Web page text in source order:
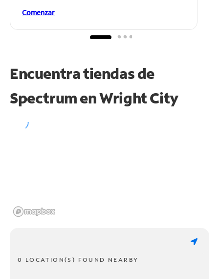
Comenzar
Encuentra tiendas de
Spectrum enWright City
0 LOCATION(S) FOUND NEARBY